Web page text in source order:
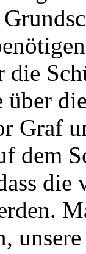
die
über
Graf
dem
die